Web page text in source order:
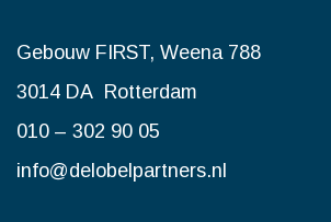
Gebouw FIRST, Weena 788
3014 DA Rotterdam
010 – 302 90 05
info@delobelpartners.nl